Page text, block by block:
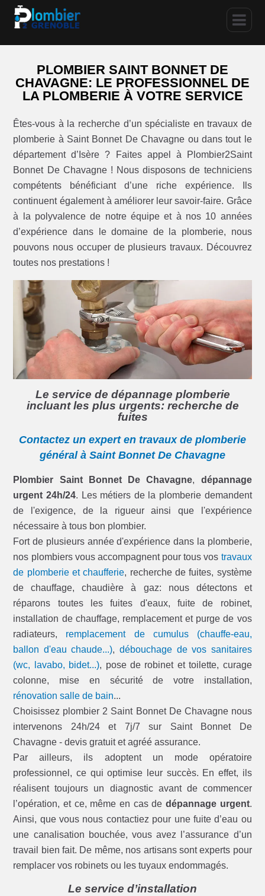
PLOMBIER SAINT BONNET DE
CHAVAGNE: LE PROFESSIONNEL DE
LA PLOMBERIE À VOTRE SERVICE
Êtes-vous à la recherche d’un spécialiste en travaux de
plomberie à Saint Bonnet De Chavagne ou dans tout le
département d’Isère ? Faites appel à Plombier2Saint
Bonnet De Chavagne ! Nous disposons de techniciens
compétents bénéficiant d’une riche expérience. Ils
continuent également à améliorer leur savoir-faire. Grâce
à la polyvalence de notre équipe et à nos 10 années
d’expérience dans le domaine de la plomberie, nous
pouvons nous occuper de plusieurs travaux. Découvrez
toutes nos prestations !
Le service de dépannage plomberie
incluant les plus urgents: recherche de
fuites
Contactez un expert en travaux de plomberie
général à Saint Bonnet De Chavagne
Plombier Saint Bonnet De Chavagne, dépannage
urgent 24h/24. Les métiers de la plomberie demandent
de l'exigence, de la rigueur ainsi que l'expérience
nécessaire à tous bon plombier.
Fort de plusieurs année d'expérience dans la plomberie,
nos plombiers vous accompagnent pour tous vos travaux
de plomberie et chaufferie, recherche de fuites, système
de chauffage, chaudière à gaz: nous détectons et
réparons toutes les fuites d'eaux, fuite de robinet,
installation de chauffage, remplacement et purge de vos
radiateurs, remplacement de cumulus (chauffe-eau,
ballon d'eau chaude...), débouchage de vos sanitaires
(wc, lavabo, bidet...), pose de robinet et toilette, curage
colonne, mise en sécurité de votre installation,
rénovation salle de bain...
Choisissez plombier 2 Saint Bonnet De Chavagne nous
intervenons 24h/24 et 7j/7 sur Saint Bonnet De
Chavagne - devis gratuit et agréé assurance.
Par ailleurs, ils adoptent un mode opératoire
professionnel, ce qui optimise leur succès. En effet, ils
réalisent toujours un diagnostic avant de commencer
l’opération, et ce, même en cas de dépannage urgent.
Ainsi, que vous nous contactiez pour une fuite d’eau ou
une canalisation bouchée, vous avez l’assurance d’un
travail bien fait. De même, nos artisans sont experts pour
remplacer vos robinets ou les tuyaux endommagés.
Le service d’installation